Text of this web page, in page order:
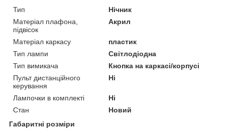
Тип
Нічник
Матеріал плафона,
підвісок
Акрил
Матеріал каркасу
пластик
Тип лампи
Світлодіодна
Тип вимикача
Кнопка на каркасі/корпусі
Пульт дистанційного
керування
Ні
Лампочки в комплекті
Ні
Стан
Новий
Габаритні розміри